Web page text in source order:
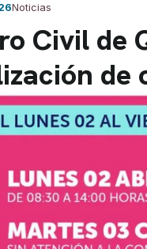
Noticias
Civil de
de